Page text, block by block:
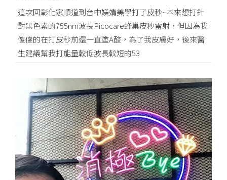
這次回彰化家順道到台中媄婧美學打了皮秒~本來想打針
對黑色素的755nm波長Picocare蜂巢皮秒雷射，但因為我
傻傻的在打皮秒前還一直塗A酸，為了我皮膚好，後來醫
生建議幫我打能量較低波長較短的53